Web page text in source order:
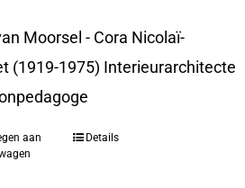
Moorsel - Cora Nicolaï-
(1919-1975) Interieurarchitecte
aan
Details